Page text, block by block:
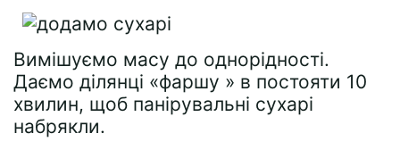
Вимішуємо масу до однорідності.
Даємо ділянці «фаршу » в постояти 10
хвилин, щоб панірувальні сухарі
набрякли.